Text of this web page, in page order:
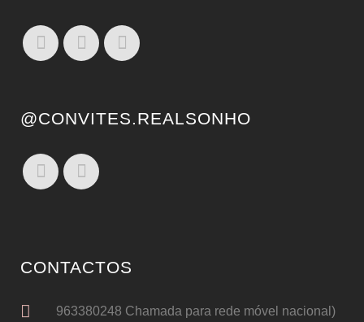
@CONVITES.REALSONHO
CONTACTOS
963380248 Chamada para rede móvel nacional)